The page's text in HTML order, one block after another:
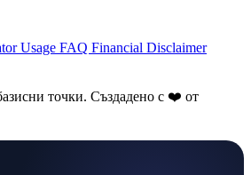
Usage FAQ Financial Disclaimer
точки. Създадено с ❤️ от